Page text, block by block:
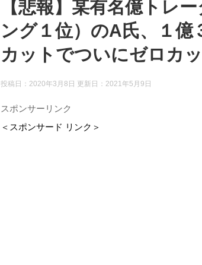
【悲報】某有名億トレ
ング１位）のA氏、１億
カットでついにゼロカ
投稿日：2020年3月8日 更新日： 2021年5月9日
スポンサーリンク
＜スポンサード リンク＞